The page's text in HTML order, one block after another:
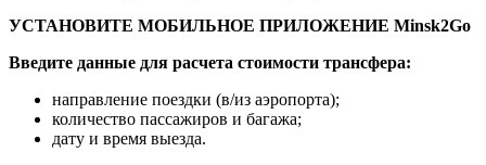
УСТАНОВИТЕ МОБИЛЬНОЕ ПРИЛОЖЕНИЕ Minsk2Go
Введите данные для расчета стоимости трансфера:
направление поездки (в/из аэропорта);
количество пассажиров и багажа;
дату и время выезда.